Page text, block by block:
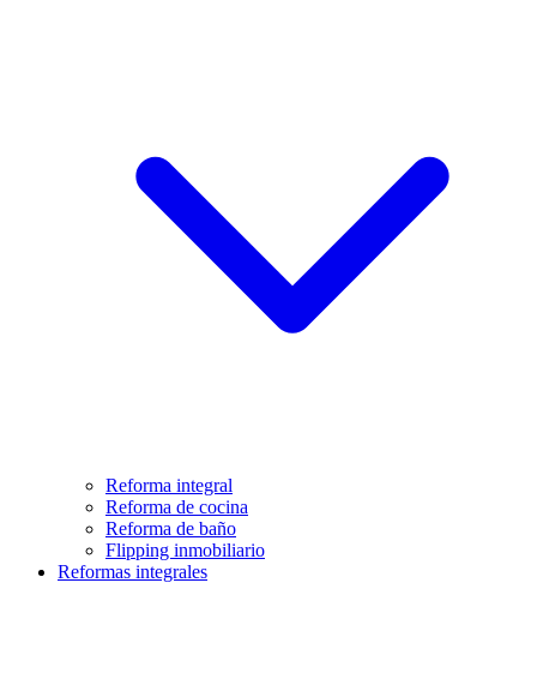
Reforma integral
Reforma de cocina
Reforma de baño
Flipping inmobiliario
Reformas integrales